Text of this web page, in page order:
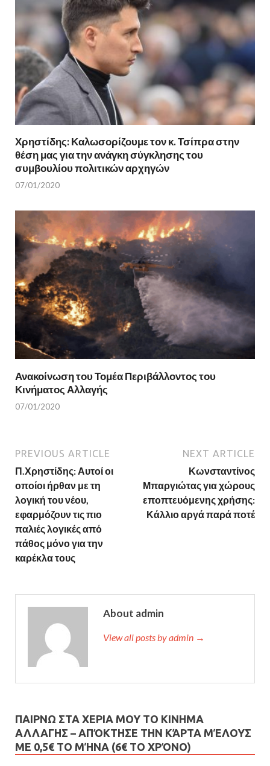
Χρηστίδης: Καλωσορίζουμε τον κ. Τσίπρα στην
θέση μας για την ανάγκη σύγκλησης του
συμβουλίου πολιτικών αρχηγών
07/01/2020
Ανακοίνωση του Τομέα Περιβάλλοντος του
Κινήματος Αλλαγής
07/01/2020
PREVIOUS ARTICLE
Π.Χρηστίδης: Αυτοί οι
οποίοι ήρθαν με τη
λογική του νέου,
εφαρμόζουν τις πιο
παλιές λογικές από
πάθος μόνο για την
καρέκλα τους
NEXT ARTICLE
Κωνσταντίνος
Μπαργιώτας για χώρους
εποπτευόμενης χρήσης:
Κάλλιο αργά παρά ποτέ
About admin
View all posts by admin →
ΠΑΙΡΝΩ ΣΤΑ ΧΕΡΙΑ ΜΟΥ ΤΟ ΚΙΝΗΜΑ
ΑΛΛΑΓΗΣ – AΠΌΚΤΗΣΕ ΤΗΝ ΚΆΡΤΑ ΜΈΛΟΥΣ
ΜΕ 0,5€ ΤΟ ΜΉΝΑ (6€ ΤΟ ΧΡΌΝΟ)